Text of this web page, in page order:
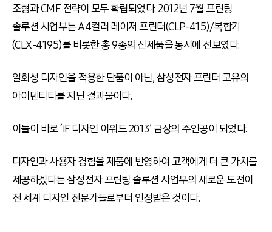
조형과 CMF 전략이 모두 확립되었다. 2012년 7월 프린팅
솔루션 사업부는 A4컬러 레이저 프린터(CLP-415)/복합기
(CLX-4195)를 비롯한 총 9종의 신제품을 동시에 선보였다.
일회성 디자인을 적용한 단품이 아닌, 삼성전자 프린터 고유의
아이덴티티를 지닌 결과물이다.
이들이 바로 ‘iF 디자인 어워드 2013’ 금상의 주인공이 되었다.
디자인과 사용자 경험을 제품에 반영하여 고객에게 더 큰 가치를
제공하겠다는 삼성전자 프린팅 솔루션 사업부의 새로운 도전이
전 세계 디자인 전문가들로부터 인정받은 것이다.